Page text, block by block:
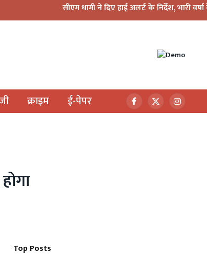
सीएम धामी ने दिए हाई अलर्ट के निर्देश, भारी वर्षा के मद्देनज़र
क्राइम ई-पेपर Facebook
X
(Twitter)
Top Posts